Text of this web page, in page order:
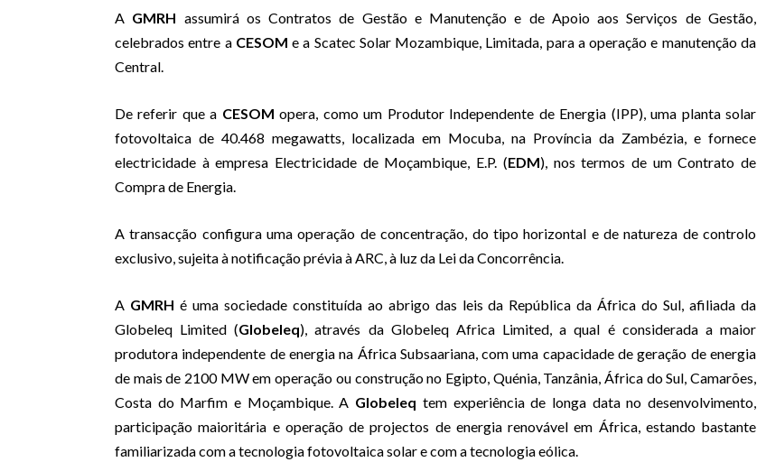
A GMRH assumirá os Contratos de Gestão e Manutenção e de Apoio aos Serviços de Gestão,
celebrados entre a CESOM e a Scatec Solar Mozambique, Limitada, para a operação e manutenção da
Central.
De referir que a CESOM opera, como um Produtor Independente de Energia (IPP), uma planta solar
fotovoltaica de 40.468 megawatts, localizada em Mocuba, na Província da Zambézia, e fornece
electricidade à empresa Electricidade de Moçambique, E.P. (EDM), nos termos de um Contrato de
Compra de Energia.
A transacção configura uma operação de concentração, do tipo horizontal e de natureza de controlo
exclusivo, sujeita à notificação prévia à ARC, à luz da Lei da Concorrência.
A GMRH é uma sociedade constituída ao abrigo das leis da República da África do Sul, afiliada da
Globeleq Limited (Globeleq), através da Globeleq Africa Limited, a qual é considerada a maior
produtora independente de energia na África Subsaariana, com uma capacidade de geração de energia
de mais de 2100 MW em operação ou construção no Egipto, Quénia, Tanzânia, África do Sul, Camarões,
Costa do Marfim e Moçambique. A Globeleq tem experiência de longa data no desenvolvimento,
participação maioritária e operação de projectos de energia renovável em África, estando bastante
familiarizada com a tecnologia fotovoltaica solar e com a tecnologia eólica.